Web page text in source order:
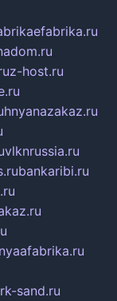
z-host.ru
vlknrussia.ru
bankaribi.ru
sand.ru